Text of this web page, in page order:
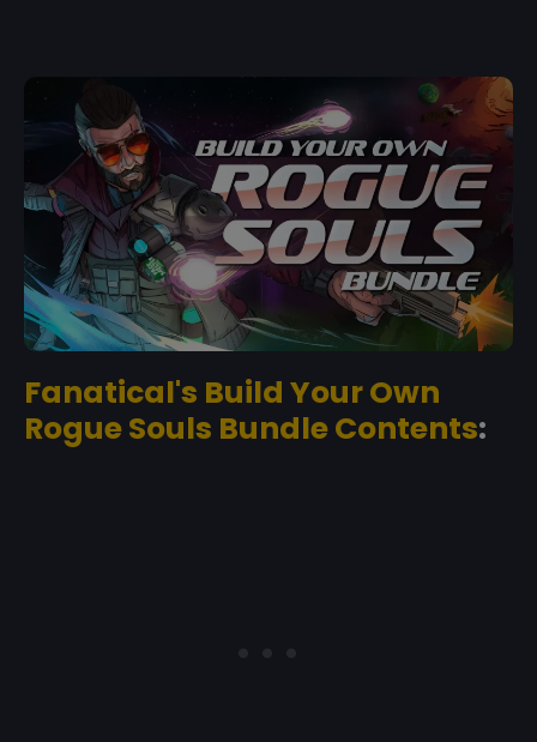
Fanatical's Build Your Own
Rogue Souls Bundle Contents: